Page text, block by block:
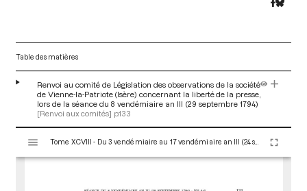
Table des matières
Renvoi au comité de Législation des observations de la société
de Vienne-la-Patriote (Isère) concernant la liberté de la presse,
lors de la séance du 8 vendémiaire an III (29 septembre 1794)
[Renvoi aux comités] p.133
s